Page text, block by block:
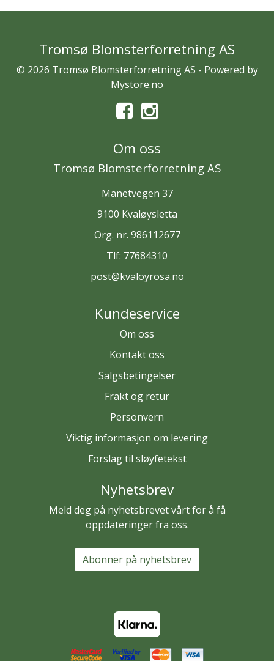
Tromsø Blomsterforretning AS
© 2026 Tromsø Blomsterforretning AS - Powered by
Mystore.no
Om oss
Tromsø Blomsterforretning AS
Manetvegen 37
9100 Kvaløysletta
Org. nr. 986112677
Tlf: 77684310
post@kvaloyrosa.no
Kundeservice
Om oss
Kontakt oss
Salgsbetingelser
Frakt og retur
Personvern
Viktig informasjon om levering
Forslag til sløyfetekst
Nyhetsbrev
Meld deg på nyhetsbrevet vårt for å få
oppdateringer fra oss.
Abonner på nyhetsbrev